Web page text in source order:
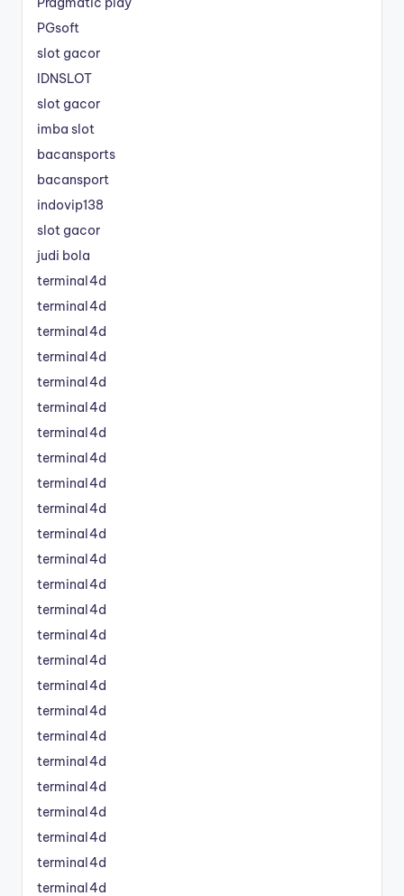
PGsoft
slot gacor
IDNSLOT
slot gacor
imba slot
bacansports
bacansport
indovip138
slot gacor
judi bola
terminal4d
terminal4d
terminal4d
terminal4d
terminal4d
terminal4d
terminal4d
terminal4d
terminal4d
terminal4d
terminal4d
terminal4d
terminal4d
terminal4d
terminal4d
terminal4d
terminal4d
terminal4d
terminal4d
terminal4d
terminal4d
terminal4d
terminal4d
terminal4d
terminal4d